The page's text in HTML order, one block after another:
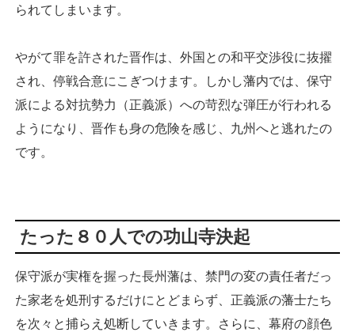
られてしまいます。
やがて罪を許された晋作は、外国との和平交渉役に抜擢
され、停戦合意にこぎつけます。しかし藩内では、保守
派による対抗勢力（正義派）への苛烈な弾圧が行われる
ようになり、晋作も身の危険を感じ、九州へと逃れたの
です。
たった８０人での功山寺決起
保守派が実権を握った長州藩は、禁門の変の責任者だっ
た家老を処刑するだけにとどまらず、正義派の藩士たち
を次々と捕らえ処断していきます。さらに、幕府の顔色